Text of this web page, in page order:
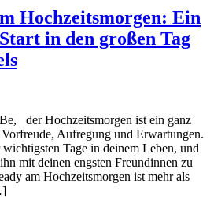
Hochzeitsmorgen: Ein
in den großen Tag
der Hochzeitsmorgen ist ein ganz
Aufregung und Erwartungen.
Tage in deinem Leben, und
mit deinen engsten Freundinnen zu
am Hochzeitsmorgen ist mehr als